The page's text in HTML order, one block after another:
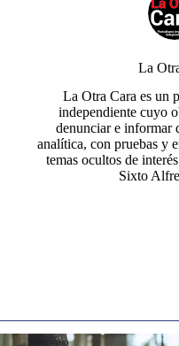
La
La Otra Cara es un
independiente cuyo
denunciar e informar
analítica, con pruebas y
temas ocultos de
Sixto